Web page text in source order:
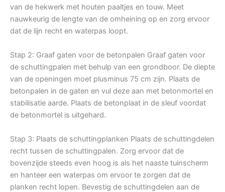
van de hekwerk met houten paaltjes en touw. Meet
nauwkeurig de lengte van de omheining op en zorg ervoor
dat de lijn recht en waterpas loopt.
Stap 2: Graaf gaten voor de betonpalen Graaf gaten voor
de schuttingpalen met behulp van een grondboor. De diepte
van de openingen moet plusminus 75 cm zijn. Plaats de
betonpalen in de gaten en vul deze aan met betonmortel en
stabilisatie aarde. Plaats de betonplaat in de sleuf voordat
de betonmortel is uitgehard.
Stap 3: Plaats de schuttingplanken Plaats de schuttingdelen
recht tussen de schuttingpalen. Zorg ervoor dat de
bovenzijde steeds even hoog is als het naaste tuinscherm
en hanteer een waterpas om ervoor te zorgen dat de
planken recht lopen. Bevestig de schuttingdelen aan de